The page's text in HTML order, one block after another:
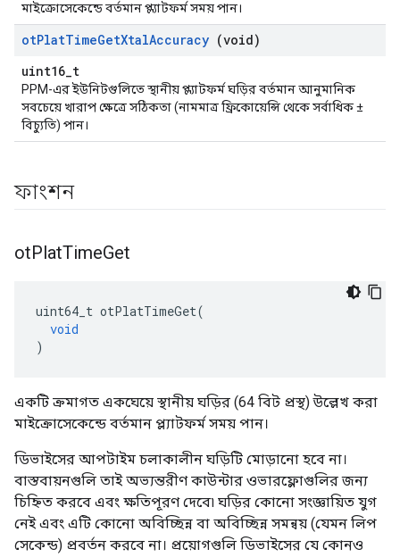
মাইক্রোসেকেন্ডে বর্তমান প্ল্যাটফর্ম সময় পান।
otPlatTimeGetXtalAccuracy (void)
uint16_t
PPM-এর ইউনিটগুলিতে স্থানীয় প্ল্যাটফর্ম ঘড়ির বর্তমান আনুমানিক
সবচেয়ে খারাপ ক্ষেত্রে সঠিকতা (নামমাত্র ফ্রিকোয়েন্সি থেকে সর্বাধিক ±
বিচ্যুতি) পান।
ফাংশন
otPlatTimeGet
uint64_t otPlatTimeGet(
void
)
একটি ক্রমাগত একঘেয়ে স্থানীয় ঘড়ির (64 বিট প্রস্থ) উল্লেখ করা
মাইক্রোসেকেন্ডে বর্তমান প্ল্যাটফর্ম সময় পান।
ডিভাইসের আপটাইম চলাকালীন ঘড়িটি মোড়ানো হবে না।
বাস্তবায়নগুলি তাই অভ্যন্তরীণ কাউন্টার ওভারফ্লোগুলির জন্য
চিহ্নিত করবে এবং ক্ষতিপূরণ দেবে৷ ঘড়ির কোনো সংজ্ঞায়িত যুগ
নেই এবং এটি কোনো অবিচ্ছিন্ন বা অবিচ্ছিন্ন সমন্বয় (যেমন লিপ
সেকেন্ড) প্রবর্তন করবে না। প্রয়োগগুলি ডিভাইসের যে কোনও